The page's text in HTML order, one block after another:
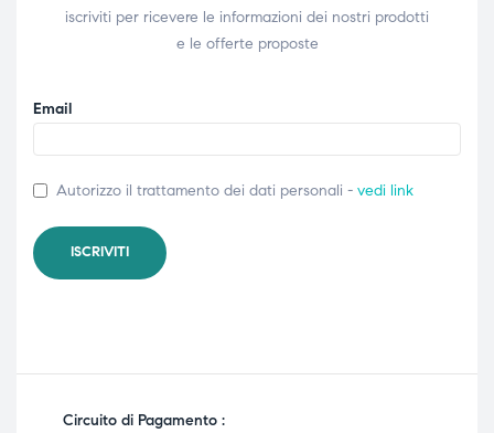
iscriviti per ricevere le informazioni dei nostri prodotti
e le offerte proposte
Email
Autorizzo il trattamento dei dati personali - vedi link
Circuito di Pagamento :